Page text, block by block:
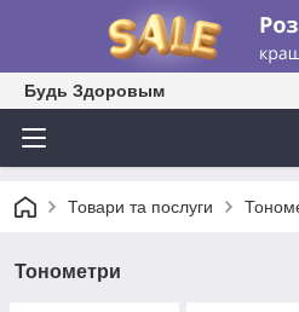
Будь Здоровым
Товари та послуги
Тонометри